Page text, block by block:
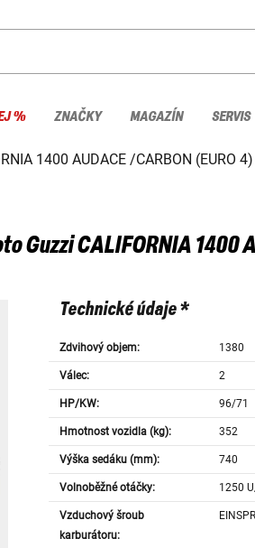
% ZNAČKY MAGAZÍN SERVIS
1400 AUDACE /CARBON (EURO 4)
GuzziCALIFORNIA 1400
Technické údaje *
Zdvihový objem: 1380
Válec: 2
HP/KW: 96/71
Hmotnost vozidla (kg): 352
Výška sedáku (mm): 740
Volnoběžné otáčky: 1250
Vzduchový šroub
karburátoru: